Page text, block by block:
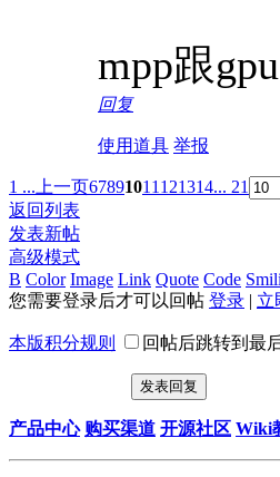
mpp跟
回复
使用道具 举报
1 ... 上一页67891011 121314... 21
返回列表
发表新帖
高级模式
B Color Image Link Quote Code
您需要登录后才可以回帖 登录 | 立
本版积分规则 回帖后跳转到最
发表回复
产品中心 购买渠道 开源社区 Wiki